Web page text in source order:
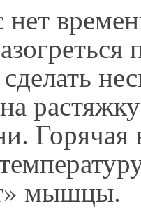
нет
Горячая
мышцы.